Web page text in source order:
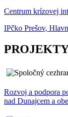
Centrum krízovej
IPčko Prešov,
Rozvoj a podpora
nad Dunajcem a